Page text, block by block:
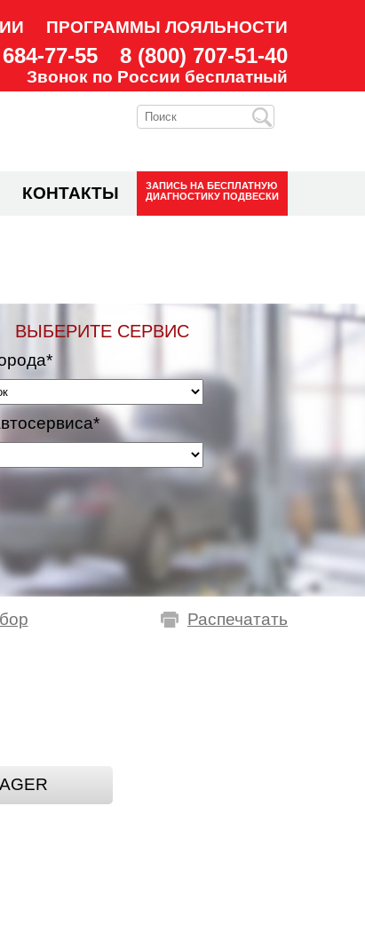
ПРОГРАММЫ ЛОЯЛЬНОСТИ
77-55 8 (800) 707-51-40
Звонок по России бесплатный
КОНТАКТЫ ЗАПИСЬ НА БЕСПЛАТНУЮ
ДИАГНОСТИКУ ПОДВЕСКИ
ВЫБЕРИТЕ СЕРВИС
Распечатать